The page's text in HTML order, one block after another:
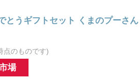
とうギフトセット くまのプーさん
点のものです)
場